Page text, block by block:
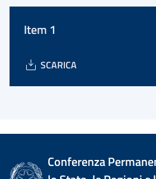
Item 1
SCARICA
Conferenza